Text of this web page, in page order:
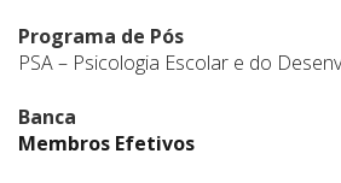
Programa de Pós
PSA – Psicologia Escolar e do
Banca
Membros Efetivos